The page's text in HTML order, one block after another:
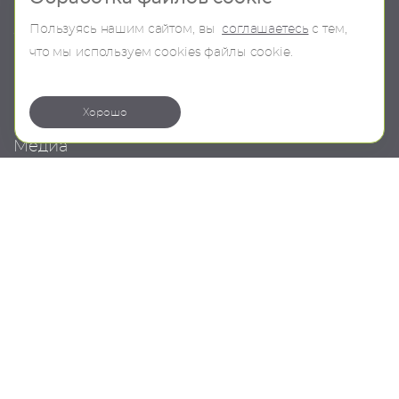
О компании В наличии
Медиа
Пользуясь нашим сайтом, вы соглашаетесь с тем,
что мы используем сookies файлы cookie.
Хорошо